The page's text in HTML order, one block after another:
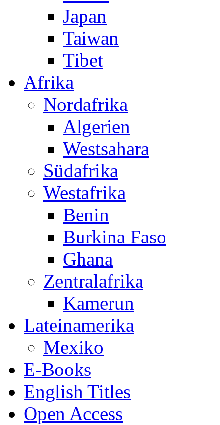
Japan
Taiwan
Tibet
Afrika
Nordafrika
Algerien
Westsahara
Südafrika
Westafrika
Benin
Burkina Faso
Ghana
Zentralafrika
Kamerun
Lateinamerika
Mexiko
E-Books
English Titles
Open Access